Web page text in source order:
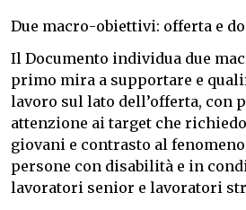
Due macro-obiettivi: offerta e
Il Documento individua due
primo mira a supportare e
lavoro sul lato dell’offerta, con
attenzione ai target che
giovani e contrasto al fenomeno
persone con disabilità e in
lavoratori senior e lavoratori